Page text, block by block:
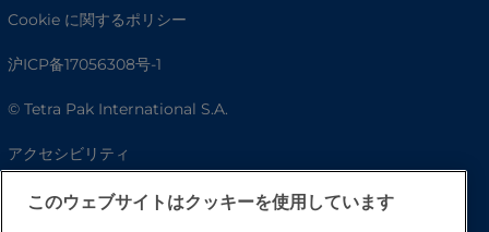
Cookie に関するポリシー
沪ICP备17056308号-1
© Tetra Pak International S.A.
アクセシビリティ
FAQこのウェブサイトはクッキーを使用しています